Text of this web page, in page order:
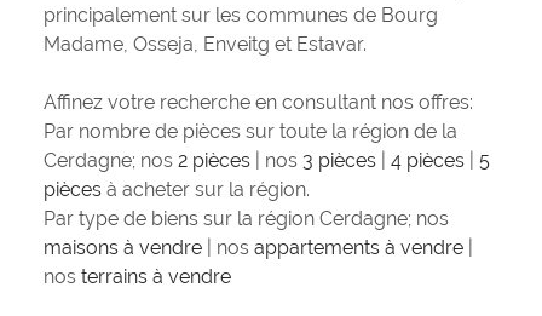
principalement sur les communes de Bourg
Madame, Osseja, Enveitg et Estavar.
Affinez votre recherche en consultant nos offres:
Par nombre de pièces sur toute la région de la
Cerdagne; nos 2 pièces | nos 3 pièces 4 pièces
5
pièces à acheter sur la région.
Par type de biens sur la région Cerdagne; nos
maisons à vendre | nos appartements à vendre
nos terrains à vendre